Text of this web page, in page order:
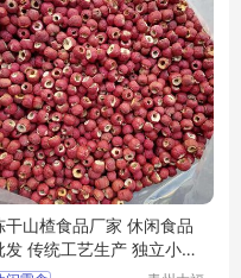
干山楂食品厂家 休闲食品
发 传统工艺生产 独立小包